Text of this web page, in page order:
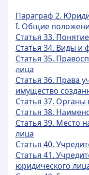
Параграф 2.
I. Общие
Статья 33.
Статья 34. Виды и
Статья 35.
лица
Статья 36. Права
имущество
Статья 37.
Статья 38.
Статья 39. Место
лица
Статья 40.
Статья 41.
юридического